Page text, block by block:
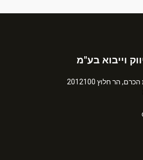
וייבוא בע"מ
הר חלוץ 2012100